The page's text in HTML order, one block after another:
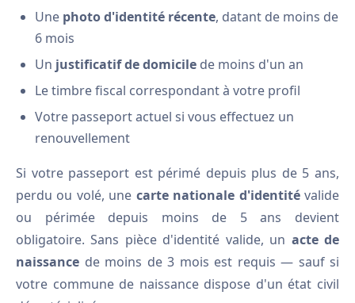
Une photo d'identité récente, datant de moins de
6 mois
Un justificatif de domicile de moins d'un an
Le timbre fiscal correspondant à votre profil
Votre passeport actuel si vous effectuez un
renouvellement
Si votre passeport est périmé depuis plus de 5 ans,
perdu ou volé, une carte nationale d'identitévalide
ou périmée depuis moins de 5 ans devient
obligatoire. Sans pièce d'identité valide, un acte de
naissance de moins de 3 mois est requis — sauf si
votre commune de naissance dispose d'un état civil